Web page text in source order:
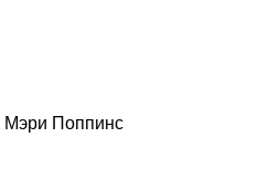
Мэри Поппинс